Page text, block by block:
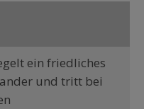
ein friedliches
und tritt bei